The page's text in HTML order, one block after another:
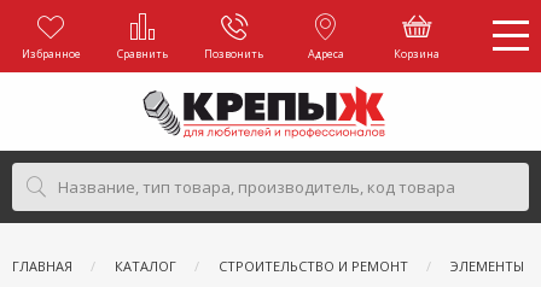
Избранное Сравнить Позвонить Адреса Корзина
ГЛАВНАЯ КАТАЛОГ СТРОИТЕЛЬСТВО И РЕМОНТ ЭЛЕМЕНТЫ